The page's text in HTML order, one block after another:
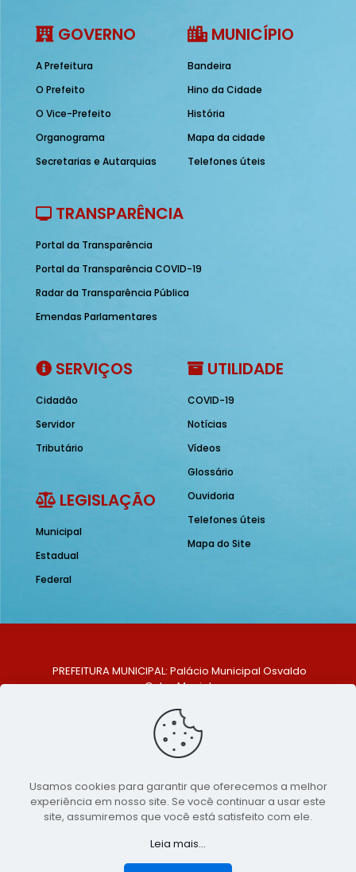
GOVERNO
A Prefeitura
O Prefeito
O Vice-Prefeito
Organograma
Secretarias e Autarquias
MUNICÍPIO
Bandeira
Hino da Cidade
História
Mapa da cidade
Telefones úteis
TRANSPARÊNCIA
Portal da Transparência
Portal da Transparência COVID-19
Radar da Transparência Pública
Emendas Parlamentares
SERVIÇOS
Cidadão
Servidor
Tributário
LEGISLAÇÃO
Municipal
Estadual
Federal
UTILIDADE
COVID-19
Notícias
Vídeos
Glossário
Ouvidoria
Telefones úteis
Mapa do Site
PREFEITURA MUNICIPAL: Palácio Municipal Osvaldo
Celso Maciel
Centro, São Bento do Una - PE. CEP: 553370-128
TELEFONE: (81) 99548-1569
E-MAIL: ouvidoria@saobentodouna.pe.gov.br
Copyright 2021-2026 - Assessoria de Comunicação da
Prefeitura de São Bento do Una - PE
publicidadeLumusWeb - Agência Digital
Usamos cookies para garantir que oferecemos a melhor
experiência em nosso site. Se você continuar a usar este
site, assumiremos que você está satisfeito com ele.
Leia mais...